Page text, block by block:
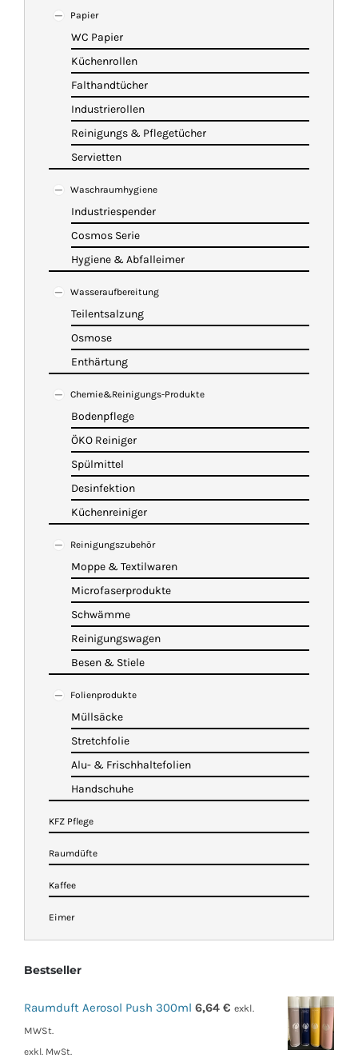
WARENKORB
Papier
WC Papier
Küchenrollen
Falthandtücher
Industrierollen
Reinigungs & Pflegetücher
Servietten
Waschraumhygiene
Industriespender
Cosmos Serie
Hygiene & Abfalleimer
Wasseraufbereitung
Teilentsalzung
Osmose
Enthärtung
Chemie&Reinigungs-Produkte
Bodenpflege
ÖKO Reiniger
Spülmittel
Desinfektion
Küchenreiniger
Reinigungszubehör
Moppe & Textilwaren
Microfaserprodukte
Schwämme
Reinigungswagen
Besen & Stiele
Folienprodukte
Müllsäcke
Stretchfolie
Alu- & Frischhaltefolien
Handschuhe
KFZ Pflege
Raumdüfte
Kaffee
Eimer
Bestseller
Raumduft Aerosol Push 300ml 6,64 € exkl.
MWSt.
exkl. MwSt.